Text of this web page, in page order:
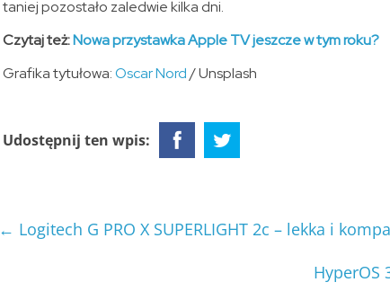
taniej pozostało zaledwie kilka dni.
Czytaj też:Nowa przystawka Apple TV jeszcze w tym roku?
Grafika tytułowa:Oscar Nord/ Unsplash
Udostępnij ten wpis:
← Logitech G PRO X SUPERLIGHT 2c – lekka i
HyperOS